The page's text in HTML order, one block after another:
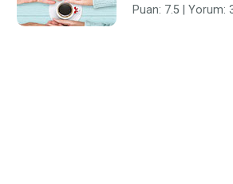
Puan: 7.5 | Yorum: